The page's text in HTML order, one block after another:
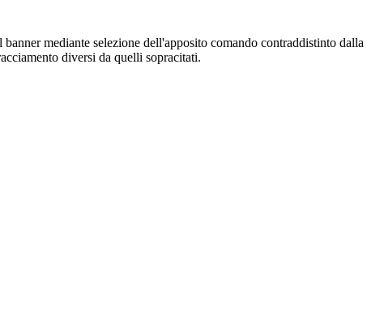
mediante selezione dell'apposito comando contraddistinto
diversi da quelli sopracitati.